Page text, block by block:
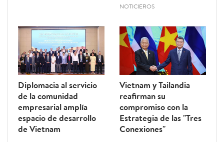
NOTICIEROS
Diplomacia al servicio
de la comunidad
empresarial amplía
espacio de desarrollo
de Vietnam
Vietnam y Tailandia
reafirman su
compromiso con la
Estrategia de las "Tres
Conexiones"